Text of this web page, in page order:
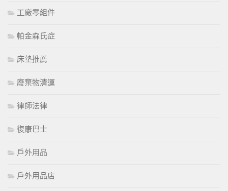
工廠零組件
帕金森氏症
床墊推薦
廢棄物清運
律師法律
復康巴士
戶外用品
戶外用品店